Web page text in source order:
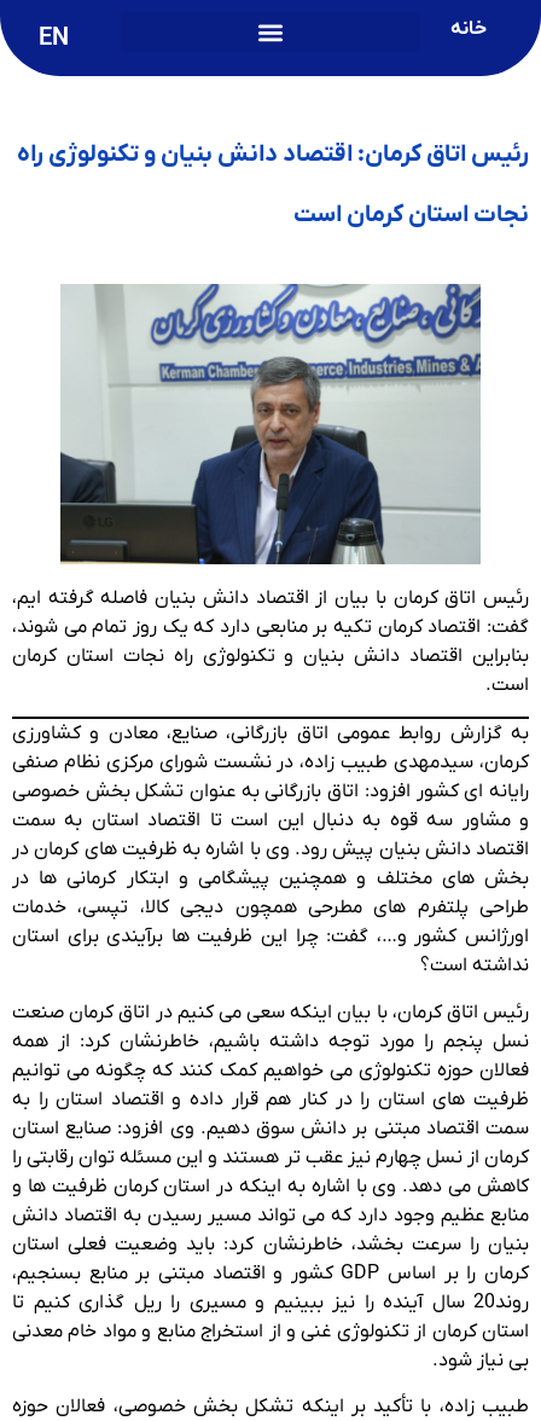
خانه EN
رئیس اتاق کرمان: اقتصاد دانش بنیان و تکنولوژی راه
نجات استان کرمان است
رئیس اتاق کرمان با بیان از اقتصاد دانش بنیان فاصله گرفته ایم،
گفت: اقتصاد کرمان تکیه بر منابعی دارد که یک روز تمام می شوند،
بنابراین اقتصاد دانش بنیان و تکنولوژی راه نجات استان کرمان
است.
به گزارش روابط عمومی اتاق بازرگانی، صنایع، معادن و کشاورزی
کرمان، سیدمهدی طبیب زاده، در نشست شورای مرکزی نظام صنفی
رایانه ای کشور افزود: اتاق بازرگانی به عنوان تشکل بخش خصوصی
و مشاور سه قوه به دنبال این است تا اقتصاد استان به سمت
اقتصاد دانش بنیان پیش رود. وی با اشاره به ظرفیت های کرمان در
بخش های مختلف و همچنین پیشگامی و ابتکار کرمانی ها در
طراحی پلتفرم های مطرحی همچون دیجی کالا، تپسی، خدمات
اورژانس کشور و…، گفت: چرا این ظرفیت ها برآیندی برای استان
نداشته است؟
رئیس اتاق کرمان، با بیان اینکه سعی می کنیم در اتاق کرمان صنعت
نسل پنجم را مورد توجه داشته باشیم، خاطرنشان کرد: از همه
فعالان حوزه تکنولوژی می خواهیم کمک کنند که چگونه می توانیم
ظرفیت های استان را در کنار هم قرار داده و اقتصاد استان را به
سمت اقتصاد مبتنی بر دانش سوق دهیم. وی افزود: صنایع استان
کرمان از نسل چهارم نیز عقب تر هستند و این مسئله توان رقابتی را
کاهش می دهد. وی با اشاره به اینکه در استان کرمان ظرفیت ها و
منابع عظیم وجود دارد که می تواند مسیر رسیدن به اقتصاد دانش
بنیان را سرعت بخشد، خاطرنشان کرد: باید وضعیت فعلی استان
کرمان را بر اساس GDP کشور و اقتصاد مبتنی بر منابع بسنجیم،
روند20 سال آینده را نیز ببینیم و مسیری را ریل گذاری کنیم تا
استان کرمان از تکنولوژی غنی و از استخراج منابع و مواد خام معدنی
بی نیاز شود.
طبیب زاده، با تأکید بر اینکه تشکل بخش خصوصی، فعالان حوزه